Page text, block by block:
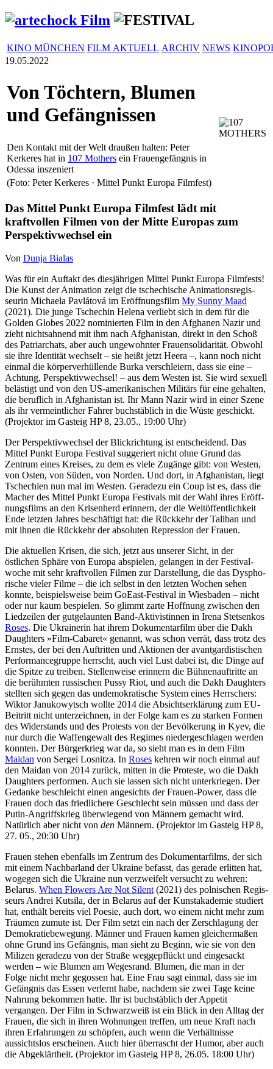
KINO MÜNCHEN FILM AKTUELL ARCHIV NEWS
19.05.2022
Von Töchtern, Blumen
und Gefängnissen
Den Kontakt mit der Welt draußen halten: Peter
Kerkeres hat in 107 Mothers ein Frauengefängnis in
Odessa inszeniert
(Foto: Peter Kerkeres · Mittel Punkt Europa Filmfest)
Das Mittel Punkt Europa Filmfest lädt mit
kraftvollen Filmen von der Mitte Europas zum
Perspektivwechsel ein
Von Dunja Bialas
Was für ein Auftakt des dies­jäh­rigen Mittel Punkt Europa Filmfests!
Die Kunst der Animation zeigt die tsche­chi­sche Anima­ti­ons­re­gis­
seurin Michaela Pavlátová im Eröff­nungs­film My Sunny Maad
(2021). Die junge Tschechin Helena verliebt sich in dem für die
Golden Globes 2022 nomi­nierten Film in den Afghanen Nazir und
zieht nichts­ah­nend mit ihm nach Afgha­ni­stan, direkt in den Schoß
des Patri­ar­chats, aber auch unge­wohnter Frau­en­so­li­da­rität. Obwohl
sie ihre Identität wechselt – sie heißt jetzt Heera –, kann noch nicht
einmal die körper­ver­hül­lende Burka verschleiern, dass sie eine –
Achtung, Perspek­tiv­wechsel! – aus dem Westen ist. Sie wird sexuell
belästigt und von den US-ameri­ka­ni­schen Militärs für eine gehalten,
die beruflich in Afgha­ni­stan ist. Ihr Mann Nazir wird in einer Szene
als ihr vermeint­li­cher Fahrer buchs­täb­lich in die Wüste geschickt.
(Projektor im Gasteig HP 8, 23.05., 19:00 Uhr)
Der Perspek­tiv­wechsel der Blick­rich­tung ist entschei­dend. Das
Mittel Punkt Europa Festival sugge­riert nicht ohne Grund das
Zentrum eines Kreises, zu dem es viele Zugänge gibt: von Westen,
von Osten, von Süden, von Norden. Und dort, in Afgha­ni­stan, liegt
Tsche­chien nun mal im Westen. Geradezu ein Coup ist es, dass die
Macher des Mittel Punkt Europa Festivals mit der Wahl ihres Eröff­
nungs­films an den Krisen­herd erinnern, der die Weltöf­fent­lich­keit
Ende letzten Jahres beschäf­tigt hat: die Rückkehr der Taliban und
mit ihnen die Rückkehr der absoluten Repres­sion der Frauen.
Die aktuellen Krisen, die sich, jetzt aus unserer Sicht, in der
östlichen Sphäre von Europa abspielen, gelangen in der Festi­val­
woche mit sehr kraft­vollen Filmen zur Darstel­lung, die das Dyspho­
ri­sche vieler Filme – die ich selbst in den letzten Wochen sehen
konnte, beispiels­weise beim GoEast-Festival in Wiesbaden – nicht
oder nur kaum bespielen. So glimmt zarte Hoffnung zwischen den
Lied­zeilen der gutge­launten Band-Akti­vis­tinnen in Irena Stetsenkos
Roses. Die Ukrai­nerin hat ihrem Doku­men­tar­film über die Dakh
Daughters »Film-Cabaret« genannt, was schon verrät, dass trotz des
Ernstes, der bei den Auftritten und Aktionen der avant­gar­dis­ti­schen
Perfor­mance­gruppe herrscht, auch viel Lust dabei ist, die Dinge auf
die Spitze zu treiben. Stel­len­weise erinnern die Bühnen­auf­tritte an
die berühmten russi­schen Pussy Riot, und auch die Dakh Daughters
stellten sich gegen das unde­mo­kra­ti­sche System eines Herr­schers:
Wiktor Janu­ko­wytsch wollte 2014 die Absichts­er­klärung zum EU-
Beitritt nicht unter­zeichnen, in der Folge kam es zu starken Formen
des Wider­stands und des Protests von der Bevöl­ke­rung in Kyev, die
nur durch die Waffen­ge­walt des Regimes nieder­ge­schlagen werden
konnten. Der Bürger­krieg war da, so sieht man es in dem Film
Maidan von Sergei Losnitza. In Roses kehren wir noch einmal auf
den Maidan von 2014 zurück, mitten in die Proteste, wo die Dakh
Daughters performen. Auch sie lassen sich nicht unter­kriegen. Der
Gedanke beschleicht einen ange­sichts der Frauen-Power, dass die
Frauen doch das fried­li­chere Geschlecht sein müssen und dass der
Putin-Angriffs­krieg über­wie­gend von Männern gemacht wird.
Natürlich aber nicht von den Männern. (Projektor im Gasteig HP 8,
27. 05., 20:30 Uhr)
Frauen stehen ebenfalls im Zentrum des Doku­men­tar­films, der sich
mit einem Nach­bar­land der Ukraine befasst, das gerade erlitten hat,
wogegen sich die Ukraine nun verzwei­felt versucht zu wehren:
Belarus. When Flowers Are Not Silent (2021) des polni­schen Regis­
seurs Andrei Kutsila, der in Belarus auf der Kunst­aka­demie studiert
hat, enthält bereits viel Poesie, auch dort, wo einem nicht mehr zum
Träumen zumute ist. Der Film setzt ein nach der Zerschla­gung der
Demo­kra­tie­be­we­gung. Männer und Frauen kamen glei­cher­maßen
ohne Grund ins Gefängnis, man sieht zu Beginn, wie sie von den
Milizen geradezu von der Straße wegge­pflückt und einge­sackt
werden – wie Blumen am Wegesrand. Blumen, die man in der
Folge nicht mehr gegossen hat. Eine Frau sagt einmal, dass sie im
Gefängnis das Essen verlernt habe, nachdem sie zwei Tage keine
Nahrung bekommen hatte. Ihr ist buchs­täb­lich der Appetit
vergangen. Der Film in Schwarz­weiß ist ein Blick in den Alltag der
Frauen, die sich in ihren Wohnungen treffen, um neue Kraft nach
ihren Erfah­rungen zu schöpfen, auch wenn die Verhält­nisse
aussichtslos erscheinen. Auch hier über­rascht der Humor, aber auch
die Abge­klärt­heit. (Projektor im Gasteig HP 8, 26.05. 18:00 Uhr)